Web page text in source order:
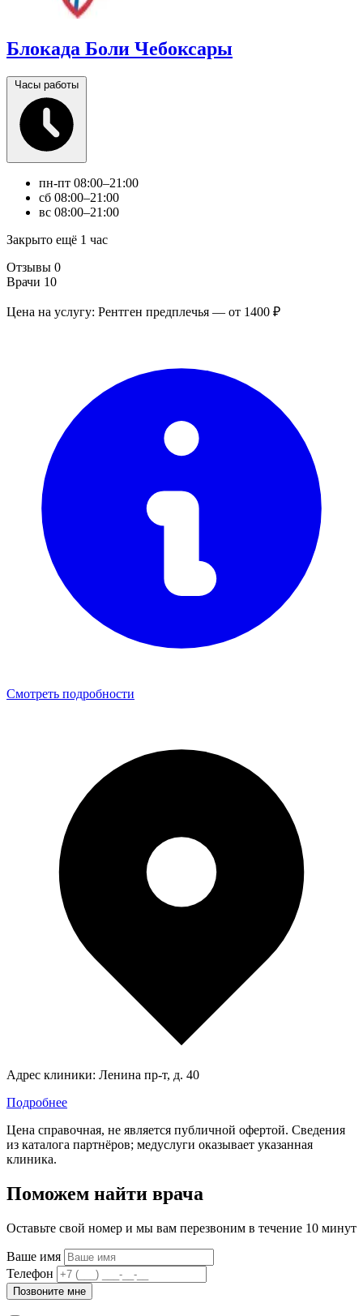
Блокада Боли Чебоксары
Часы работы
пн-пт 08:00–21:00
сб 08:00–21:00
вс 08:00–21:00
Закрыто ещё 1 час
Отзывы 0
Врачи 10
Цена на услугу: Рентген предплечья — от 1400 ₽
Смотреть подробности
Адрес клиники: Ленина пр-т, д. 40
Подробнее
Цена справочная, не является публичной офертой. Сведения
из каталога партнёров; медуслуги оказывает указанная
клиника.
Поможем найти врача
Оставьте свой номер и мы вам перезвоним в течение 10 минут
Ваше имя
Телефон
Позвоните мне